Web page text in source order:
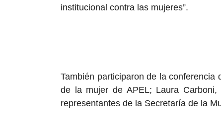
institucional contra las mujeres”.
También participaron de la conferencia
de la mujer de APEL; Laura
representantes de la Secretaría de la